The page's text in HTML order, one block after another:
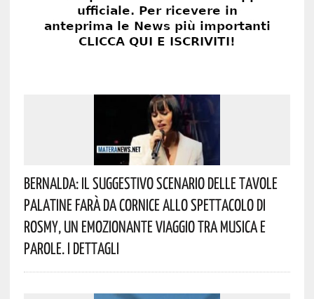
Bernalda: Il Suggestivo Scenario Delle Tavole
Palatine Farà Da Cornice Allo Spettacolo Di
Rosmy, Un Emozionante Viaggio Tra Musica E
Parole. I Dettagli